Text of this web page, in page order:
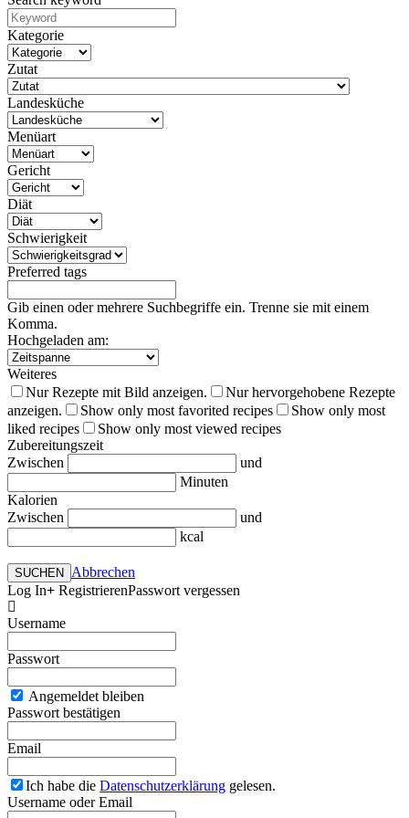
Kategorie
Zutat
Landesküche
Menüart
Gericht
Diät
Schwierigkeit
Preferred tags
Gib einen oder mehrere Suchbegriffe ein. Trenne sie mit einem
Komma.
Hochgeladen am:
Weiteres
Nur Rezepte mit Bild anzeigen.
Nur hervorgehobene Rezepte
anzeigen.
Show only most favorited recipes
Show only most
liked recipes
Show only most viewed recipes
Zubereitungszeit
Zwischen
und
Minuten
Kalorien
Zwischen
und
kcal
SUCHEN
Abbrechen
Log In
RegistrierenPasswort vergessen
Username
Passwort
Angemeldet bleiben
Passwort bestätigen
Email
Ich habe die Datenschutzerklärung gelesen.
Username oder Email